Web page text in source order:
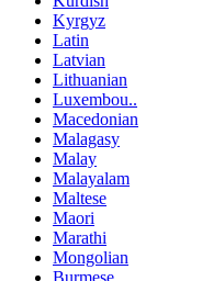
Kyrgyz
Latin
Latvian
Lithuanian
Luxembou..
Macedonian
Malagasy
Malay
Malayalam
Maltese
Maori
Marathi
Mongolian